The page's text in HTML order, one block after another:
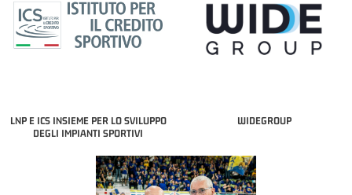
LNP E ICS INSIEME PER LO SVILUPPO
DEGLI IMPIANTI SPORTIVI
WIDEGROUP